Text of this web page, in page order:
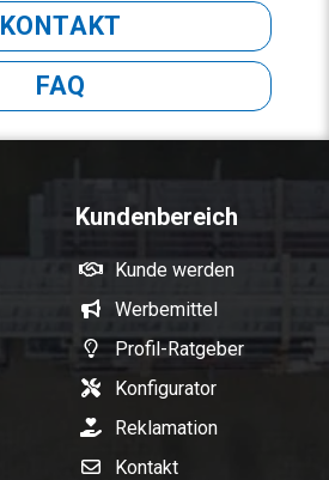
KONTAKT
FAQ
Kundenbereich
Kunde werden
Werbemittel
Profil-Ratgeber
Konfigurator
Reklamation
Kontakt